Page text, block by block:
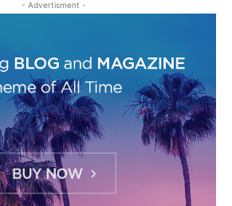
- Advertisment -